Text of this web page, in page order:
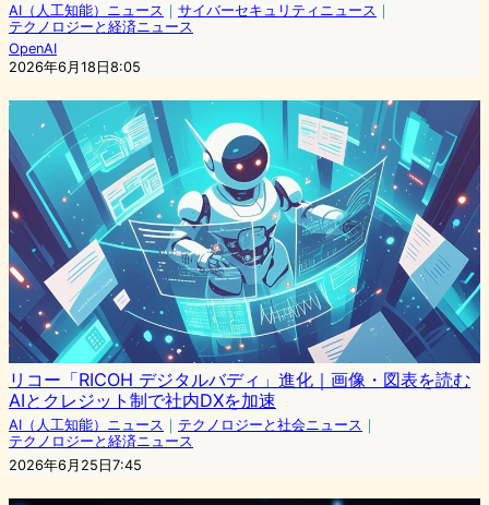
AI（人工知能）ニュース ｜ サイバーセキュリティニュース ｜
テクノロジーと経済ニュース
OpenAI
2026年6月18日8:05
リコー「RICOH デジタルバディ」進化｜画像・図表を読む
AIとクレジット制で社内DXを加速
AI（人工知能）ニュース ｜ テクノロジーと社会ニュース ｜
テクノロジーと経済ニュース
2026年6月25日7:45